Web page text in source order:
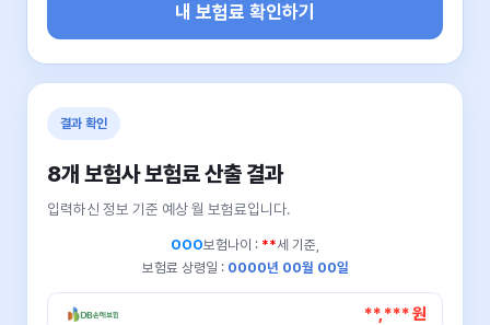
내 보험료 확인하기
결과 확인
8개 보험사 보험료 산출 결과
입력하신 정보 기준 예상 월 보험료입니다.
OOO보험나이 : **세 기준,
보험료 상령일 : 0000년 00월 00일
**,*** 원